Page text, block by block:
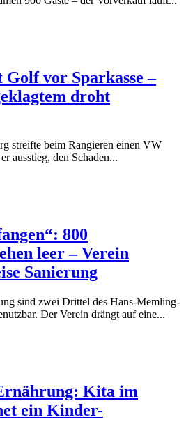
vor Sparkasse –
droht
streifte beim Rangieren einen VW
ausstieg, den Schaden...
800
leer – Verein
Sanierung
sind zwei Drittel des Hans-Memling-
Der Verein drängt auf eine...
Kita im
ein Kinder-